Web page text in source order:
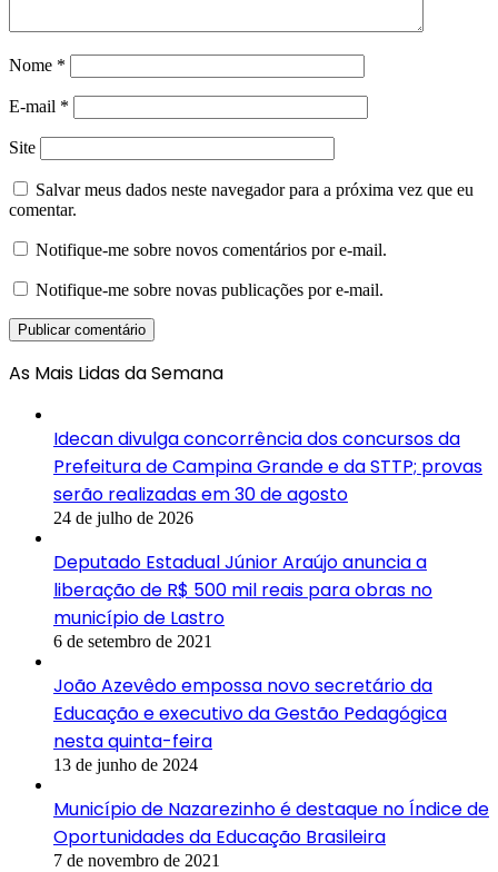
Nome *
E-mail *
Site
Salvar meus dados neste navegador para a próxima vez que eu
comentar.
Notifique-me sobre novos comentários por e-mail.
Notifique-me sobre novas publicações por e-mail.
As Mais Lidas da Semana
Idecan divulga concorrência dos concursos da
Prefeitura de Campina Grande e da STTP; provas
serão realizadas em 30 de agosto
24 de julho de 2026
Deputado Estadual Júnior Araújo anuncia a
liberação de R$ 500 mil reais para obras no
município de Lastro
6 de setembro de 2021
João Azevêdo empossa novo secretário da
Educação e executivo da Gestão Pedagógica
nesta quinta-feira
13 de junho de 2024
Município de Nazarezinho é destaque no Índice de
Oportunidades da Educação Brasileira
7 de novembro de 2021